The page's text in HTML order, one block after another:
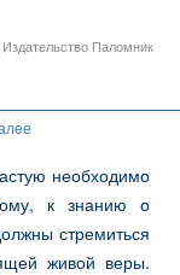
Издательство Паломник
необходимо
к знанию о
стремиться
живой веры.